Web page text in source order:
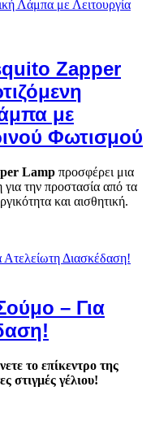
Zapper
με
Φωτισμού
Lamp προσφέρει μια
την προστασία από τα
και αισθητική.
– Για
το επίκεντρο της
στιγμές γέλιου!